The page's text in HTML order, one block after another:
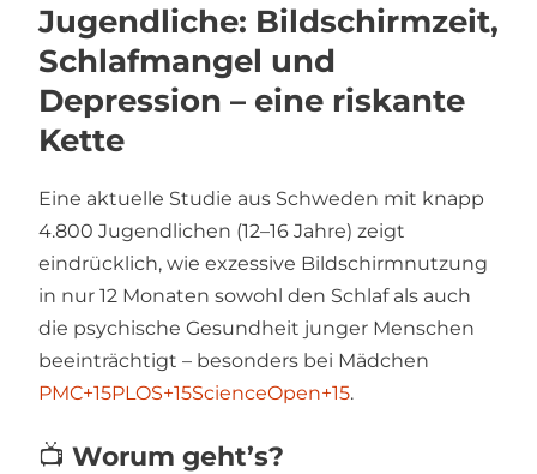
Jugendliche: Bildschirmzeit,
Schlafmangel und
Depression – eine riskante
Kette
Eine aktuelle Studie aus Schweden mit knapp
4.800 Jugendlichen (12–16 Jahre) zeigt
eindrücklich, wie exzessive Bildschirmnutzung
in nur 12 Monaten sowohl den Schlaf als auch
die psychische Gesundheit junger Menschen
beeinträchtigt – besonders bei Mädchen
PMC+15PLOS+15ScienceOpen+15.
📺 Worum geht’s?